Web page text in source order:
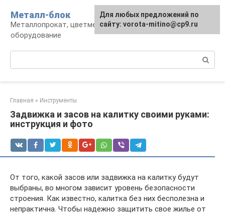
контенту
Металл-блок
Металлопрокат, цветмет, обработка и
оборудование
Главная » Инструменты
Задвижка и засов на калитку своими руками:
инструкция и фото
От того, какой засов или задвижка на калитку будут
выбраны, во многом зависит уровень безопасности
строения. Как известно, калитка без них бесполезна и
непрактична. Чтобы надежно защитить свое жилье от
Для любых предложений по
сайту: vorota-mitino@cp9.ru